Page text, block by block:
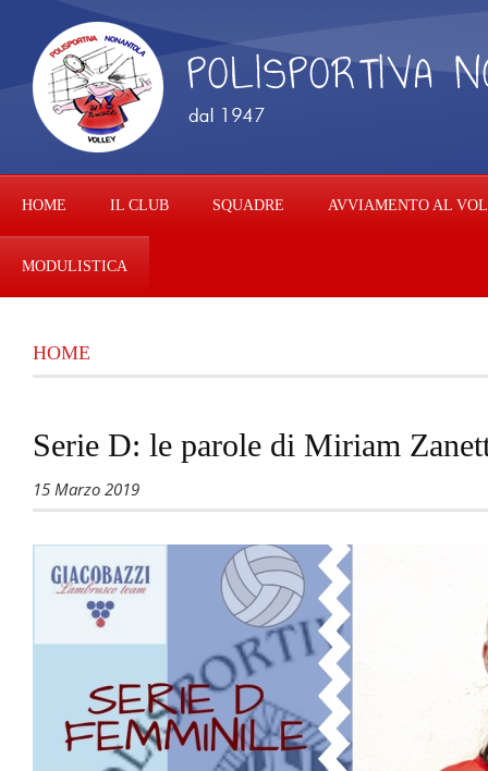
HOME IL CLUB SQUADRE AVVIAMENTO AL
MODULISTICA
HOME
Serie D: le parole di Miriam
15 Marzo 2019